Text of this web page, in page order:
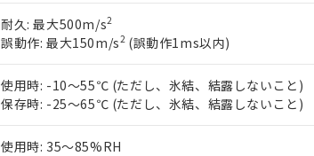
耐久: 最大500m/s2
誤動作: 最大150m/s2(誤動作1ms以内)
使用時: -10～55℃ (ただし、氷結、結露しないこと)
保存時: -25～65℃ (ただし、氷結、結露しないこと)
使用時: 35～85%RH
※本証明書は発行日時点で非含有を証明するもの
また、RoHS指令のフタル酸エステル類４物質の
混在することから備考欄に対応日を記載しており
り割愛しております。